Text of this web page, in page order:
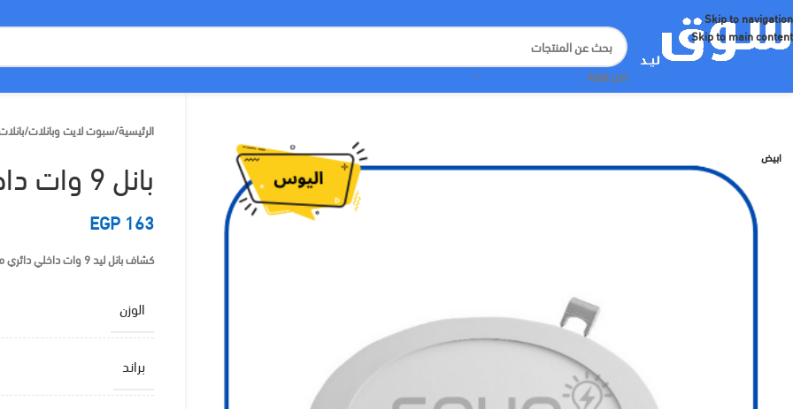
Skip to navigation
Skip to main content
اختر الفئة
الرئيسية/سبوت لايت وبانلات/
بانل 9 وات داخل مدور أبيض بلاستيك – اليوس
EGP163
كشاف بانل ليد 9 وات داخلي دائري من اليوس، هيكل بلاستيك متين، إضاءة بيضاء موفرة للطاقة وعمر افتراضي طويل.
الوزن
براند